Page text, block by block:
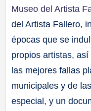
Museo del Artista
del Artista Fallero,
épocas que se
propios artistas,
las mejores fallas
municipales y de
especial, y un